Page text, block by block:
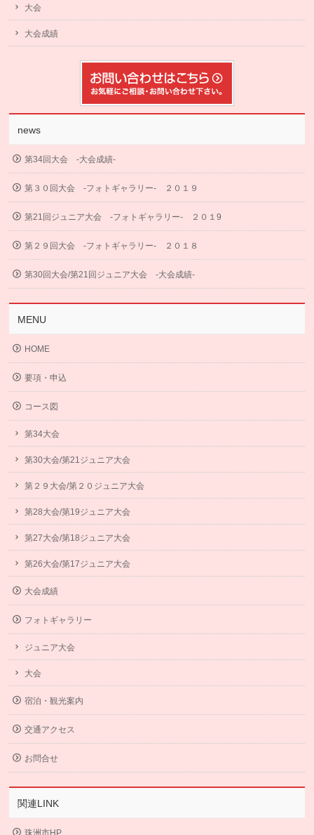
大会
大会成績
news
第34回大会 -大会成績-
第３０回大会 -フォトギャラリー- ２０１９
第21回ジュニア大会 -フォトギャラリー- ２０１9
第２９回大会 -フォトギャラリー- ２０１８
第30回大会/第21回ジュニア大会 -大会成績-
MENU
HOME
要項・申込
コース図
第34大会
第30大会/第21ジュニア大会
第２９大会/第２０ジュニア大会
第28大会/第19ジュニア大会
第27大会/第18ジュニア大会
第26大会/第17ジュニア大会
大会成績
フォトギャラリー
ジュニア大会
大会
宿泊・観光案内
交通アクセス
お問合せ
関連LINK
珠洲市HP